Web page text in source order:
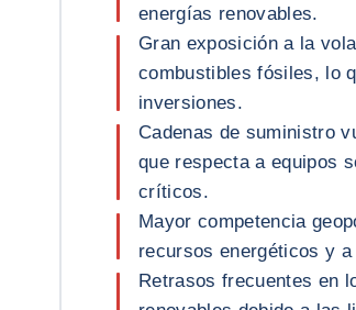
energías renovables.
Gran exposición a la
combustibles fósiles, lo
inversiones.
Cadenas de suministro
que respecta a equipos
críticos.
Mayor competencia
recursos energéticos y
Retrasos frecuentes en